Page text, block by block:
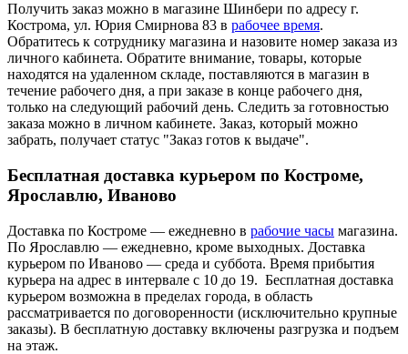
Получить заказ можно в магазине Шинбери по адресу г.
Кострома, ул. Юрия Смирнова 83 в рабочее время.
Обратитесь к сотруднику магазина и назовите номер заказа из
личного кабинета. Обратите внимание, товары, которые
находятся на удаленном складе, поставляются в магазин в
течение рабочего дня, а при заказе в конце рабочего дня,
только на следующий рабочий день. Следить за готовностью
заказа можно в личном кабинете. Заказ, который можно
забрать, получает статус "Заказ готов к выдаче".
Бесплатная доставка курьером по Костроме,
Ярославлю, Иваново
Доставка по Костроме — ежедневно в рабочие часы магазина.
По Ярославлю — ежедневно, кроме выходных. Доставка
курьером по Иваново — среда и суббота. Время прибытия
курьера на адрес в интервале с 10 до 19. Бесплатная доставка
курьером возможна в пределах города, в область
рассматривается по договоренности (исключительно крупные
заказы). В бесплатную доставку включены разгрузка и подъем
на этаж.